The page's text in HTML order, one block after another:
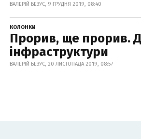
ВАЛЕРІЙ БЕЗУС, 9 ГРУДНЯ 2019, 08:40
КОЛОНКИ
Прорив, ще прорив.
інфраструктури
ВАЛЕРІЙ БЕЗУС, 20 ЛИСТОПАДА 2019, 08:57